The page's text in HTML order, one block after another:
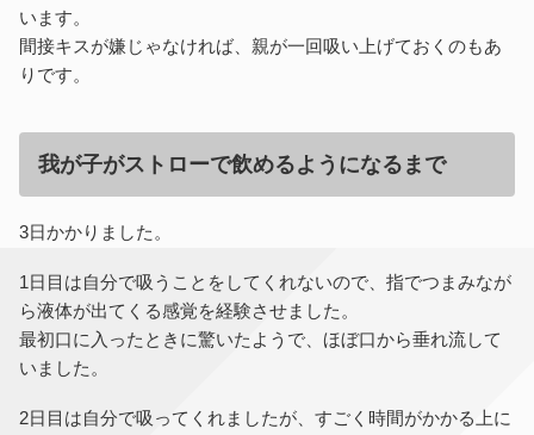
います。
間接キスが嫌じゃなければ、親が一回吸い上げておくのもあ
りです。
我が子がストローで飲めるようになるまで
3日かかりました。
1日目は自分で吸うことをしてくれないので、指でつまみなが
ら液体が出てくる感覚を経験させました。
最初口に入ったときに驚いたようで、ほぼ口から垂れ流して
いました。
2日目は自分で吸ってくれましたが、すごく時間がかかる上に